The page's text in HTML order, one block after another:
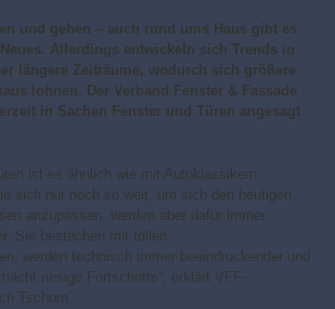
und gehen – auch rund ums Haus gibt es
Allerdings entwickeln sich Trends in
längere Zeiträume, wodurch sich größere
lohnen. Der Verband Fenster & Fassade
in Sachen Fenster und Türen angesagt
ist es ähnlich wie mit Autoklassikern.
sich nur noch so weit, um sich den heutigen,
anzupassen, werden aber dafür immer
Sie bestechen mit tollen
werden technisch immer beeindruckender und
riesige Fortschritte“, erklärt VFF-
Tschorn.